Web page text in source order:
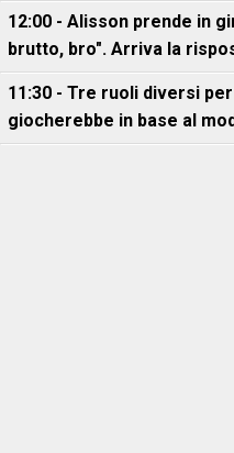
12:00 - Alisson prende in
brutto, bro". Arriva la
11:30 - Tre ruoli diversi
giocherebbe in base al